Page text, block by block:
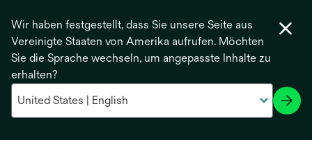
Wir haben festgestellt, dass Sie unsere Seite aus
Vereinigte Staaten von Amerika aufrufen. Möchten
Sie die Sprache wechseln, um angepasste Inhalte zu
erhalten?